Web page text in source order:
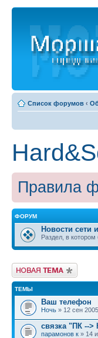
Список форумов ‹
Правила
ФОРУМ
Новости сети
Раздел, в котором
Новая тема
ТЕМЫ
Ваш телефон
Ночь » 12 сен
связка "ПК -->
парамонов к » 14